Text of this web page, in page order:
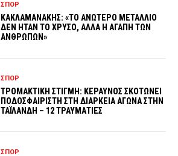
ΣΠΟΡ
ΚΑΚΛΑΜΑΝΑΚΗΣ: «ΤΟ ΑΝΩΤΕΡΟ ΜΕΤΑΛΛΙΟ
ΔΕΝ ΗΤΑΝ ΤΟ ΧΡΥΣΟ, ΑΛΛΑ Η ΑΓΑΠΗ ΤΩΝ
ΑΝΘΡΩΠΩΝ»
ΣΠΟΡ
ΤΡΟΜΑΚΤΙΚΗ ΣΤΙΓΜΗ: ΚΕΡΑΥΝΟΣ ΣΚΟΤΩΝΕΙ
ΠΟΔΟΣΦΑΙΡΙΣΤΗ ΣΤΗ ΔΙΑΡΚΕΙΑ ΑΓΩΝΑ ΣΤΗΝ
ΤΑΪΛΑΝΔΗ – 12 ΤΡΑΥΜΑΤΙΕΣ
ΣΠΟΡ